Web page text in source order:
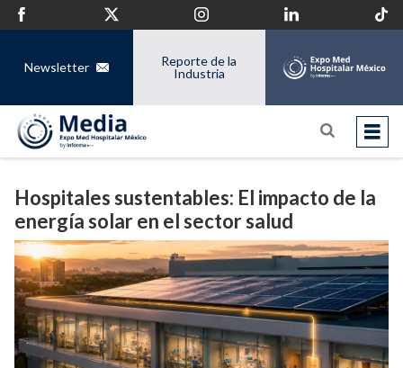
Newsletter
Reporte de la
Industria
Hospitales sustentables: El impacto de la
energía solar en el sector salud